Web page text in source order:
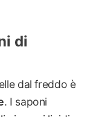
di
dal freddo è
. I saponi